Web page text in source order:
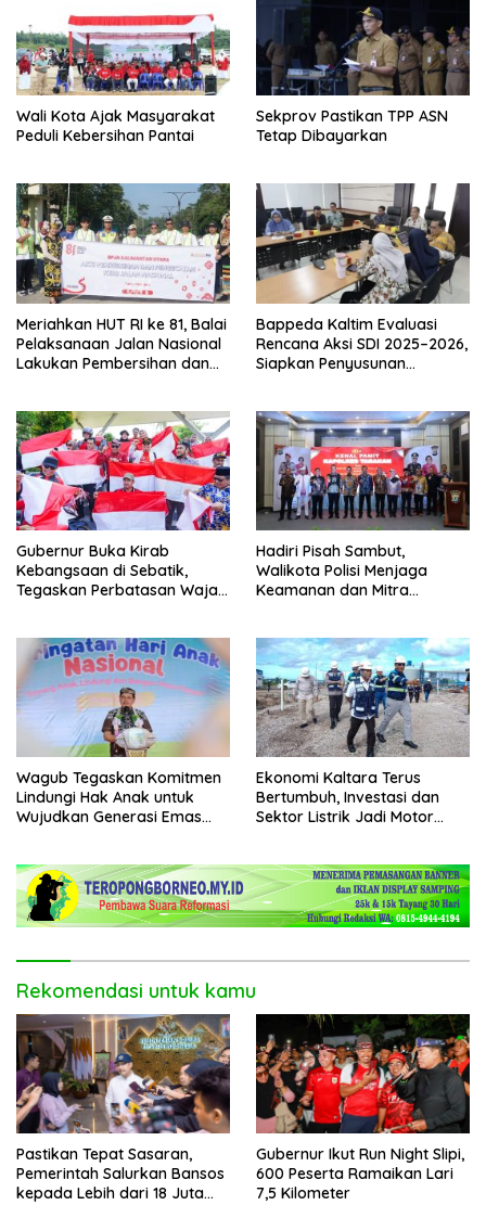
Wali Kota Ajak Masyarakat
Peduli Kebersihan Pantai
Sekprov Pastikan TPP ASN
Tetap Dibayarkan
Meriahkan HUT RI ke 81, Balai
Pelaksanaan Jalan Nasional
Lakukan Pembersihan dan
Bappeda Kaltim Evaluasi
Rencana Aksi SDI 2025–2026,
Siapkan Penyusunan
Gubernur Buka Kirab
Kebangsaan di Sebatik,
Tegaskan Perbatasan Wajah
Hadiri Pisah Sambut,
Walikota Polisi Menjaga
Keamanan dan Mitra
Wagub Tegaskan Komitmen
Lindungi Hak Anak untuk
Wujudkan Generasi Emas
Ekonomi Kaltara Terus
Bertumbuh, Investasi dan
Sektor Listrik Jadi Motor
Rekomendasi untuk kamu
Pastikan Tepat Sasaran,
Pemerintah Salurkan Bansos
kepada Lebih dari 18 Juta
Gubernur Ikut Run Night Slipi,
600 Peserta Ramaikan Lari
7,5 Kilometer